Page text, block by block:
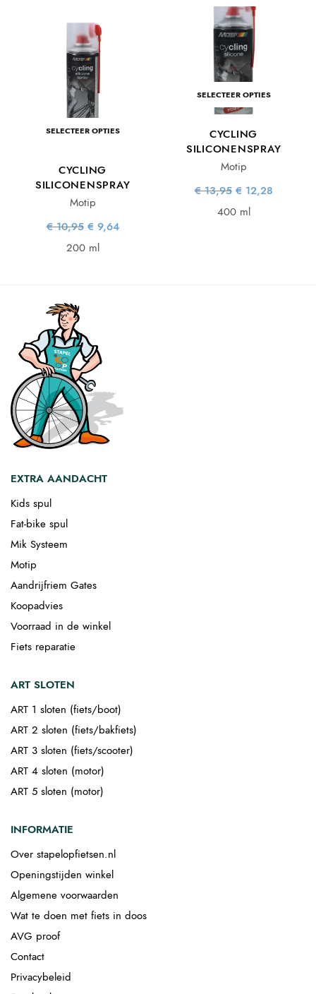
SELECTEER OPTIES
CYCLING
SILICONENSPRAY
Motip
€10,95 Oorspronkelijke
prijs was:
€ 9,64Huidige
200 ml
SELECTEER OPTIES
CYCLING
SILICONENSPRAY
Motip
€13,95 Oorspronkelijke
prijs was:
€ 12,28
400 ml
EXTRA AANDACHT
Kids spul
Fat-bike spul
Mik Systeem
Motip
Aandrijfriem Gates
Koopadvies
Voorraad in de winkel
Fiets reparatie
ART SLOTEN
ART 1 sloten (fiets/boot)
ART 2 sloten (fiets/bakfiets)
ART 3 sloten (fiets/scooter)
ART 4 sloten (motor)
ART 5 sloten (motor)
INFORMATIE
Over stapelopfietsen.nl
Openingstijden winkel
Algemene voorwaarden
Wat te doen met fiets in doos
AVG proof
Contact
Privacybeleid